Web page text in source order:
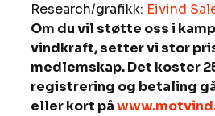
Research/grafikk: Eivind
Om du vil støtte oss i
vindkraft, setter vi stor
medlemskap. Det koster
registrering og betaling
eller kort på